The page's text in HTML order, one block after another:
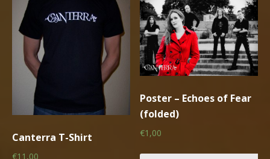
Canterra T-Shirt
€11,00
Poster – Echoes of Fear
(folded)
€1,00